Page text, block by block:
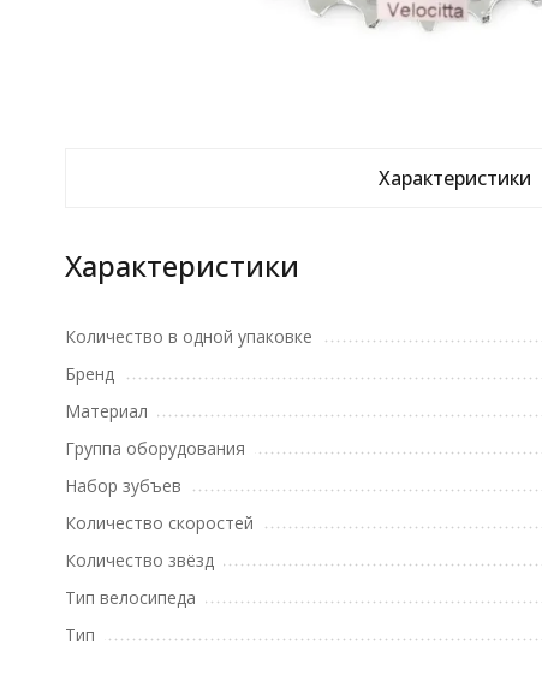
Характеристики
Характеристики
Количество в одной упаковке
Бренд
Материал
Группа оборудования
Набор зубъев
Количество скоростей
Количество звёзд
Тип велосипеда
Тип